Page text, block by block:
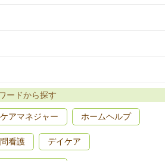
ードから探す
ケアマネジャー ホームヘルプ
看護 デイケア